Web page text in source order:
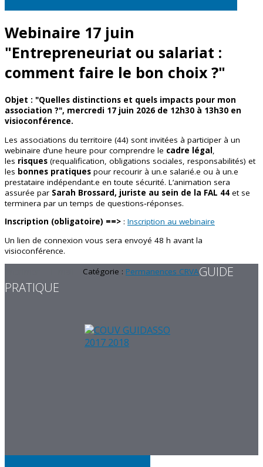
Webinaire 17 juin
"Entrepreneuriat ou salariat :
comment faire le bon choix ?"
Objet : "Quelles distinctions et quels impacts pour mon
association ?", mercredi 17 juin 2026 de 12h30 à 13h30 en
visioconférence.
Les associations du territoire (44) sont invitées à participer à un
webinaire d’une heure pour comprendre le cadre légal
les risques (requalification, obligations sociales, responsabilités) et
les bonnes pratiques pour recourir à un.e salarié.e ou à un.e
prestataire indépendant.e en toute sécurité. L’animation sera
assurée par Sarah Brossard, juriste au sein de la FAL 44 et se
terminera par un temps de questions‑réponses.
Inscription (obligatoire) ==> : Inscription au webinaire
Un lien de connexion vous sera envoyé 48 h avant la
visioconférence.
Catégorie : Permanences CRVAGUIDE
PRATIQUE